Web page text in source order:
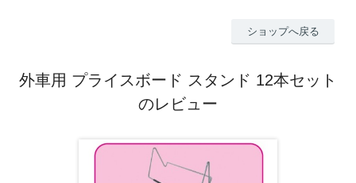
ショップへ戻る
外車用 プライスボード スタンド 12本セット
のレビュー